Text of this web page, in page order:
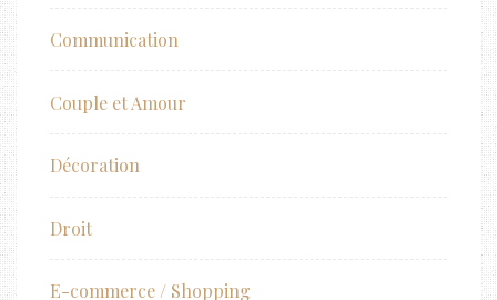
Communication
Couple et Amour
Décoration
Droit
E-commerce / Shopping